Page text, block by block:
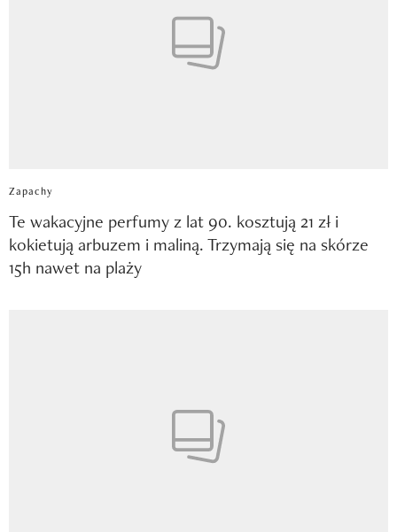
Zapachy
Te wakacyjne perfumy z lat 90. kosztują 21 zł i
kokietują arbuzem i maliną. Trzymają się na skórze
15h nawet na plaży